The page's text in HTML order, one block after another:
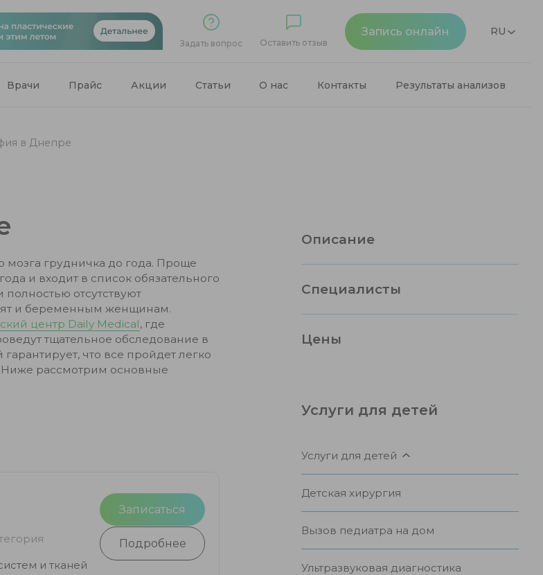
Задать вопрос Оставить отзыв
Запись онлайн RU
Врачи Прайс Акции Статьи О нас Контакты Результаты анализов
в Днепре
мозга грудничка до года. Проще
и входит в список обязательного
отсутствуют
и беременным женщинам.
центр Daily Medical, где
тщательное обследование в
что все пройдет легко
Ниже рассмотрим основные
и тканей
Записаться
Подробнее
Описание
Специалисты
Цены
Услуги для детей
Услуги для детей
Детская хирургия
Вызов педиатра на дом
Ультразвуковая диагностика